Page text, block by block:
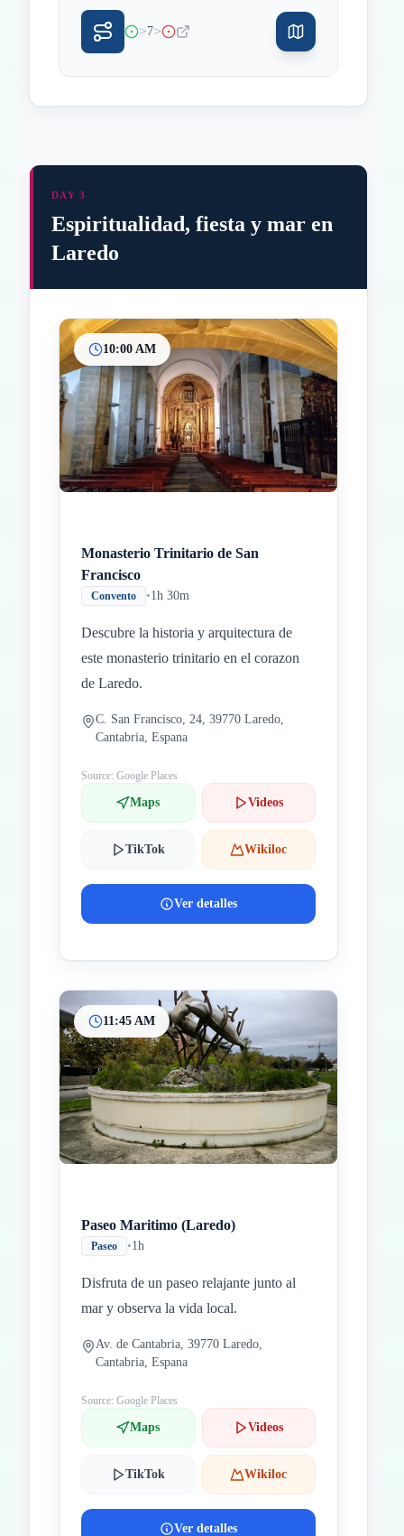
>7>
InicioParadas intermedias
Final
DAY 3
Espiritualidad, fiesta y mar en
Laredo
10:00 AM
Monasterio Trinitario de San
Francisco
Convento •1h 30m
Descubre la historia y arquitectura de
este monasterio trinitario en el corazon
de Laredo.
C. San Francisco, 24, 39770 Laredo,
Cantabria, Espana
Source: Google Places
Maps Videos
TikTok Wikiloc
Ver detalles
11:45 AM
Paseo Maritimo (Laredo)
Paseo •1h
Disfruta de un paseo relajante junto al
mar y observa la vida local.
Av. de Cantabria, 39770 Laredo,
Cantabria, Espana
Source: Google Places
Maps Videos
TikTok Wikiloc
Ver detalles